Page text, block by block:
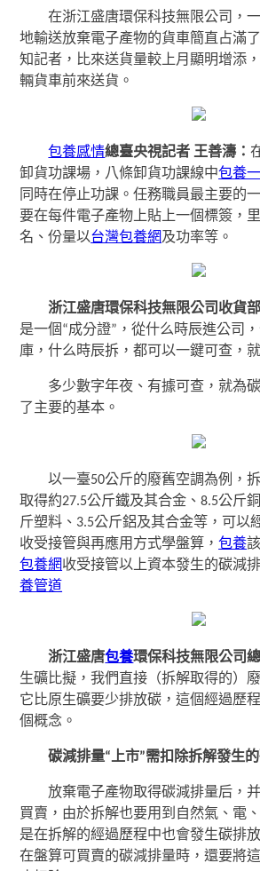
在浙江盛唐環保科技無限公司，
地輸送放棄電子產物的貨車簡直占滿
知記者，比來送貨量較上月顯明增添
輛貨車前來送貨。
包養感情總臺央視記者 王善濤：
卸貨功課場，八條卸貨功課線中包養
同時在停止功課。任務職員最主要的
要在每件電子產物上貼上一個標簽，
名、份量以台灣包養網及功率等。
浙江盛唐環保科技無限公司收貨
是一個“成分證”，從什么時辰進公司
庫，什么時辰拆，都可以一鍵可查，
多少數字年夜、有據可查，就為
了主要的基本。
以一臺50公斤的廢舊空調為例，
取得約27.5公斤鐵及其合金、8.5公斤
斤塑料、3.5公斤鋁及其合金等，可以
收受接管與再應用方式學盤算，包養
包養網收受接管以上資本發生的碳減
養管道
浙江盛唐包養環保科技無限公司
生礦比擬，我們直接（拆解取得的）
它比原生礦要少排放碳，這個經過歷
個概念。
碳減排量“上市”需扣除拆解發生
放棄電子產物取得碳減排量后，
買賣，由於拆解也要用到自然氣、電
是在拆解的經過歷程中也會發生碳排
在盤算可買賣的碳減排量時，還要將